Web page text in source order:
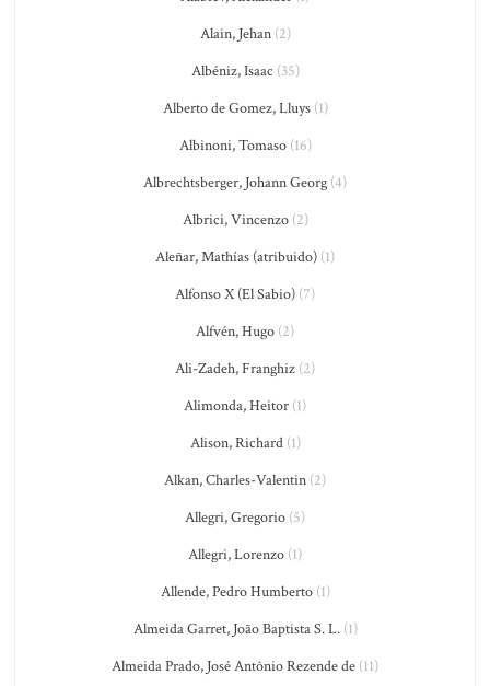
Alain, Jehan(2)
Albéniz, Isaac (35)
Alberto de Gomez, Lluys(1)
Albinoni, Tomaso(16)
Albrechtsberger, Johann Georg (4)
Albrici, Vincenzo(2)
Aleñar, Mathías (atribuido) (1)
Alfonso X (El Sabio) (7)
Alfvén, Hugo (2)
Ali-Zadeh, Franghiz (2)
Alimonda, Heitor (1)
Alison, Richard(1)
Alkan, Charles-Valentin (2)
Allegri, Gregorio (5)
Allegri, Lorenzo (1)
Allende, Pedro Humberto(1)
Almeida Garret, João Baptista S. L.(1)
Almeida Prado, José Antônio Rezende de (11)